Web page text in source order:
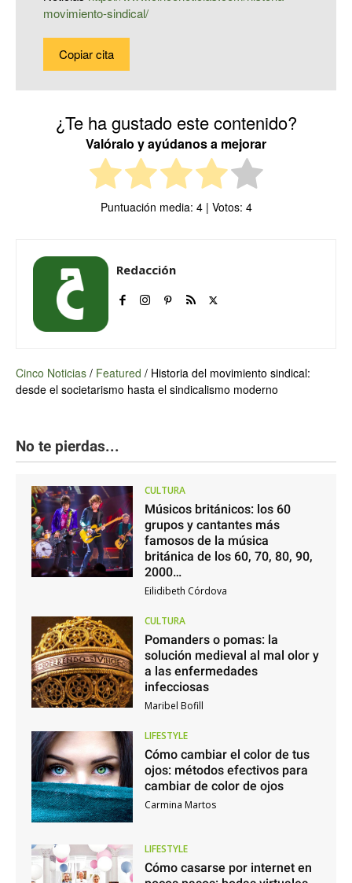
movimiento-sindical/
Copiar cita
¿Te ha gustado este contenido?
Valóralo y ayúdanos a mejorar
Puntuación media: 4| Votos: 4
Redacción
Cinco Noticias / Featured / Historia del movimiento sindical:
desde el societarismo hasta el sindicalismo moderno
No te pierdas...
CULTURA
Músicos británicos: los 60
grupos y cantantes más
famosos de la música
británica de los 60, 70, 80, 90,
2000…
Eilidibeth Córdova
CULTURA
Pomanders o pomas: la
solución medieval al mal olor y
a las enfermedades
infecciosas
Maribel Bofill
LIFESTYLE
Cómo cambiar el color de tus
ojos: métodos efectivos para
cambiar de color de ojos
Carmina Martos
LIFESTYLE
Cómo casarse por internet en